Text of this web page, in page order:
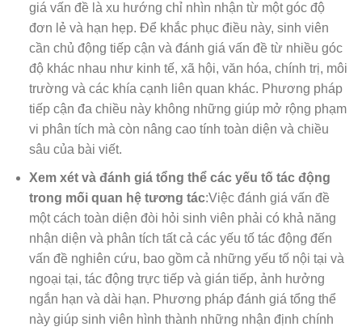
giá vấn đề là xu hướng chỉ nhìn nhận từ một góc độ
đơn lẻ và hạn hẹp. Để khắc phục điều này, sinh viên
cần chủ động tiếp cận và đánh giá vấn đề từ nhiều góc
độ khác nhau như kinh tế, xã hội, văn hóa, chính trị, môi
trường và các khía cạnh liên quan khác. Phương pháp
tiếp cận đa chiều này không những giúp mở rộng phạm
vi phân tích mà còn nâng cao tính toàn diện và chiều
sâu của bài viết.
Xem xét và đánh giá tổng thể các yếu tố tác động
trong mối quan hệ tương tác:Việc đánh giá vấn đề
một cách toàn diện đòi hỏi sinh viên phải có khả năng
nhận diện và phân tích tất cả các yếu tố tác động đến
vấn đề nghiên cứu, bao gồm cả những yếu tố nội tại và
ngoại tại, tác động trực tiếp và gián tiếp, ảnh hưởng
ngắn hạn và dài hạn. Phương pháp đánh giá tổng thể
này giúp sinh viên hình thành những nhận định chính